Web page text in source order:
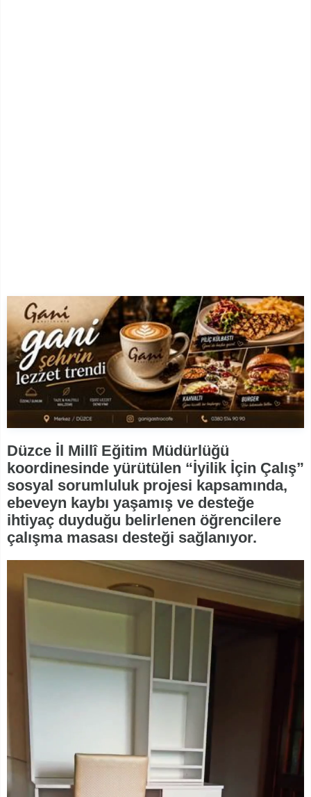
Düzce İl Millî Eğitim Müdürlüğü
koordinesinde yürütülen “İyilik İçin Çalış”
sosyal sorumluluk projesi kapsamında,
ebeveyn kaybı yaşamış ve desteğe
ihtiyaç duyduğu belirlenen öğrencilere
çalışma masası desteği sağlanıyor.